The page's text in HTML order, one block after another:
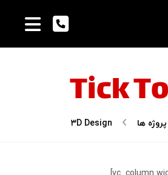
Tick
پروژه ها ۳D Design